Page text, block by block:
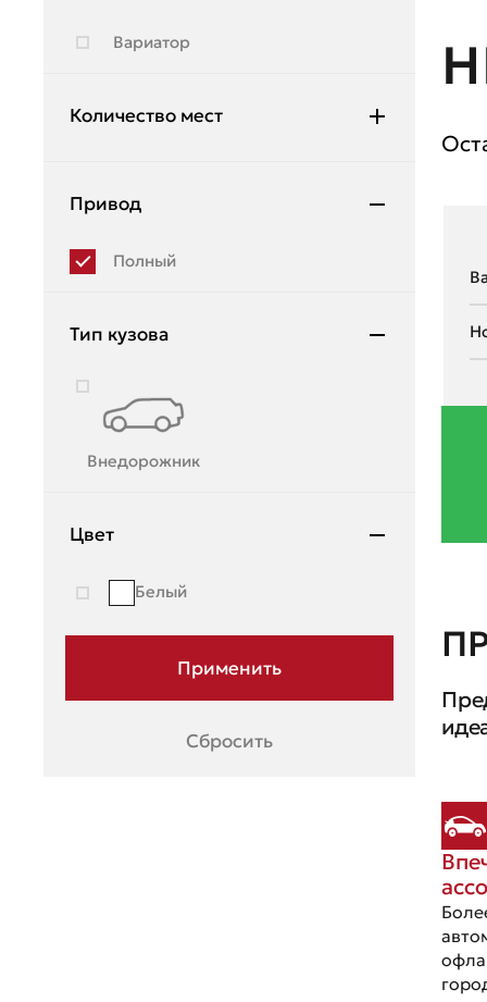
Lifan
Mazda
Mitsubishi
Moskvich
Вариатор
Количество мест
Привод
Полный
Тип кузова
Внедорожник
Цвет
Белый
Сбросить